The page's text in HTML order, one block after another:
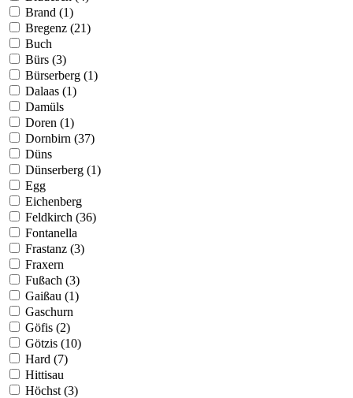
Brand (1)
Bregenz (21)
Buch
Bürs (3)
Bürserberg (1)
Dalaas (1)
Damüls
Doren (1)
Dornbirn (37)
Düns
Dünserberg (1)
Egg
Eichenberg
Feldkirch (36)
Fontanella
Frastanz (3)
Fraxern
Fußach (3)
Gaißau (1)
Gaschurn
Göfis (2)
Götzis (10)
Hard (7)
Hittisau
Höchst (3)